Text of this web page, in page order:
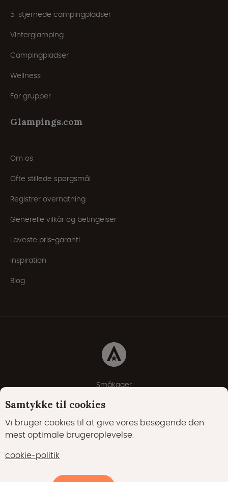
5-stjernede campingpladser
Vinterglamping
Campingpladser
Wellness
For grupper
Glampings.com
Om os
Ofte stillede spørgsmål
Registrer overnatning
Generelle vilkår og betingelser
Laveste pris-garanti
Inspiration
Blog
Småkager
Erklæring om beskyttelse af personlige oplysninger
22000 Synes godt om
Samtykke til cookies
Vi bruger cookies til at give vores besøgende den
mest optimale brugeroplevelse.
cookie-politik